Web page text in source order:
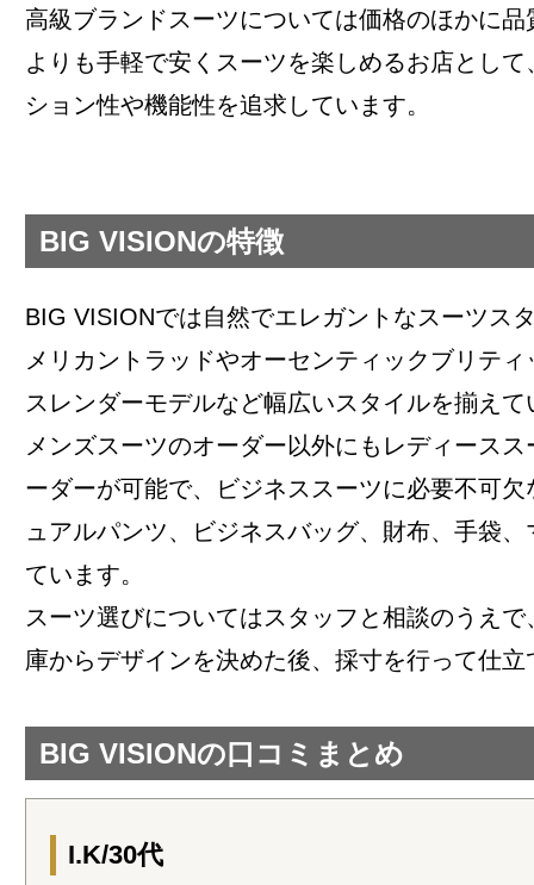
高級ブランドスーツについては価格のほかに
よりも手軽で安くスーツを楽しめるお店とし
ション性や機能性を追求しています。
BIG VISIONの特徴
BIG VISIONでは自然でエレガントなスーツス
メリカントラッドやオーセンティックブリテ
スレンダーモデルなど幅広いスタイルを揃えて
メンズスーツのオーダー以外にもレディース
ーダーが可能で、ビジネススーツに必要不可
ュアルパンツ、ビジネスバッグ、財布、手袋
ています。
スーツ選びについてはスタッフと相談のうえ
庫からデザインを決めた後、採寸を行って仕立
BIG VISIONの口コミまとめ
I.K/30代